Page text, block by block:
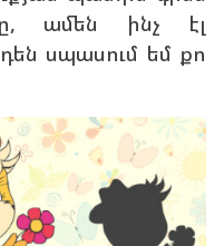
ամեն ինչ էլ
սպասում եմ քո